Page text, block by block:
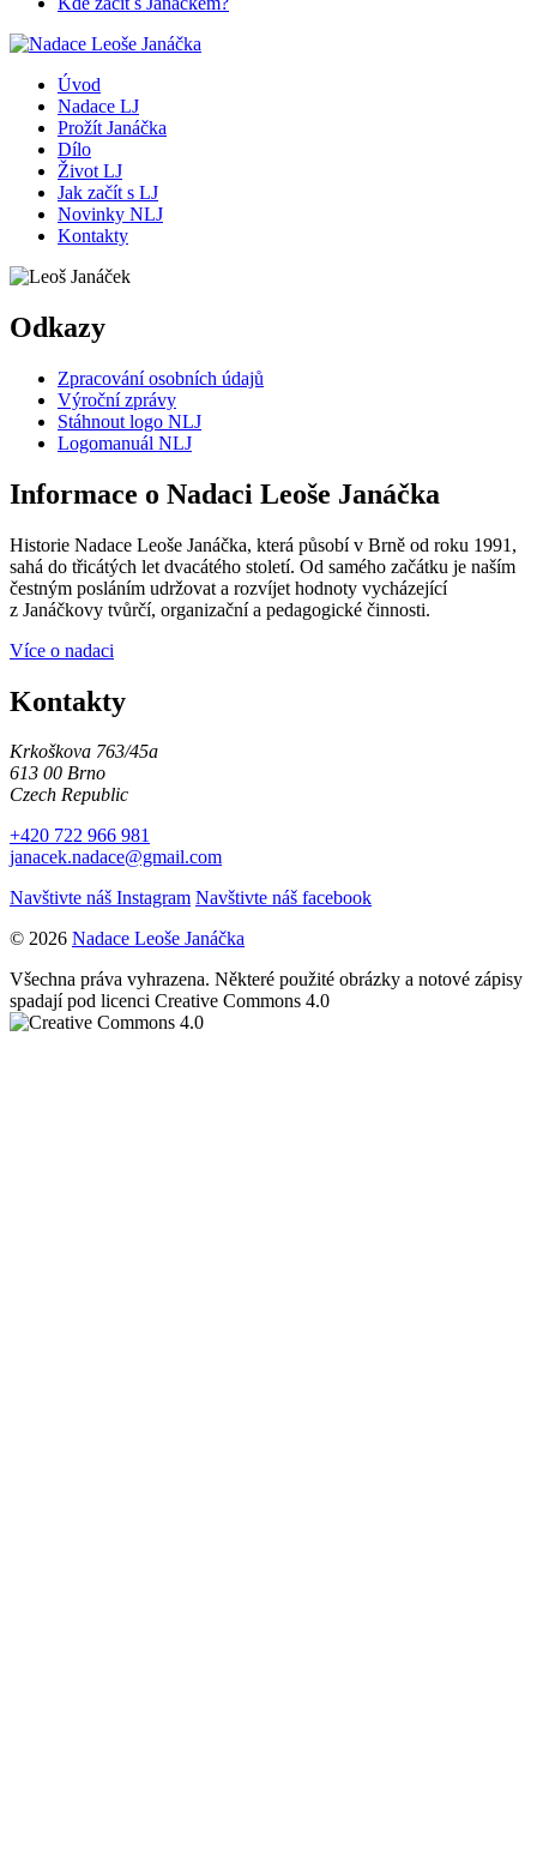
Úvod
Nadace LJ
Prožít Janáčka
Dílo
Život LJ
Jak začít s LJ
Novinky NLJ
Kontakty
Odkazy
Zpracování osobních údajů
Výroční zprávy
Stáhnout logo NLJ
Logomanuál NLJ
Informace o Nadaci Leoše Janáčka
Historie Nadace Leoše Janáčka, která působí v Brně od roku 1991,
sahá do třicátých let dvacátého století. Od samého začátku je naším
čestným posláním udržovat a rozvíjet hodnoty vycházející
z Janáčkovy tvůrčí, organizační a pedagogické činnosti.
Více o nadaci
Kontakty
Krkoškova 763/45a
613 00 Brno
Czech Republic
+420 722 966 981
janacek.nadace@gmail.com
Navštivte náš Instagram Navštivte náš facebook
© 2026 Nadace Leoše Janáčka
Všechna práva vyhrazena. Některé použité obrázky a notové zápisy
spadají pod licenci Creative Commons 4.0